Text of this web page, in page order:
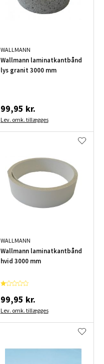
WALLMANN
Wallmann laminatkantbånd
lys granit 3000 mm
99,95 kr.
Lev. omk. tillægges
WALLMANN
Wallmann laminatkantbånd
hvid 3000 mm
99,95 kr.
Lev. omk. tillægges